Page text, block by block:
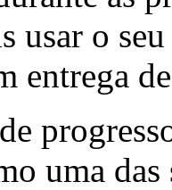
usar o
entrega
uma